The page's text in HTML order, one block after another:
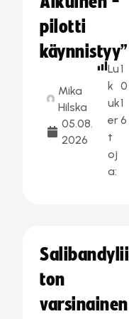
pilotti
käynnistyy”
Mika
Hilska
05.08.
2026
Lu
k
uk
er
t
oj
a:
1
0
1
6
Salibandylii
ton
varsinainen